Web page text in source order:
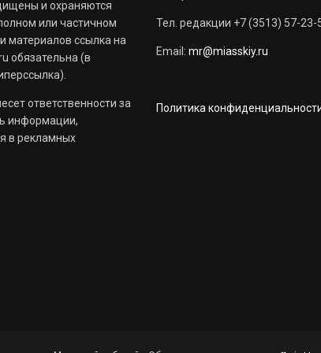
и охраняются
или частичном
материалов ссылка на
обязательна (в
ответственности за
информации,
в рекламных
Тел. редакции +7 (3513) 57-23-
Email: mr@miasskiy.ru
Политика